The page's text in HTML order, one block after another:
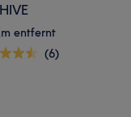
entfernt
(6)